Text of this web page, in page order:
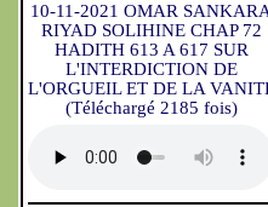
10-11-2021 OMAR
RIYAD SOLIHINE CHAP 72
HADITH 613 A 617 SUR
L'INTERDICTION DE
L'ORGUEIL ET DE LA
(Téléchargé 2185 fois)